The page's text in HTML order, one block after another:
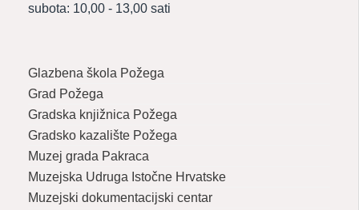
subota: 10,00 - 13,00 sati
Glazbena škola Požega
Grad Požega
Gradska knjižnica Požega
Gradsko kazalište Požega
Muzej grada Pakraca
Muzejska Udruga Istočne Hrvatske
Muzejski dokumentacijski centar